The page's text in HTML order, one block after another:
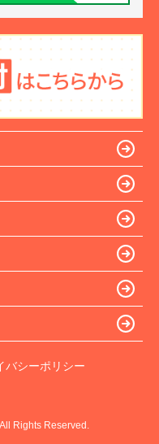
バシーポリシー
Rights Reserved.